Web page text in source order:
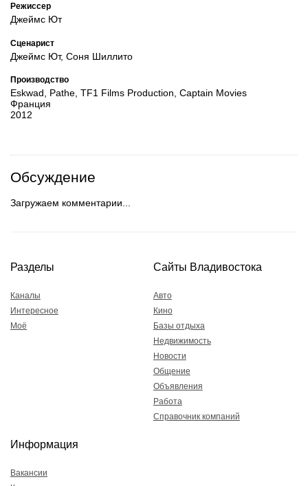
Режиссер
Джеймс Ют
Сценарист
Джеймс Ют, Соня Шиллито
Производство
Eskwad, Pathe, TF1 Films Production, Captain Movies
Франция
2012
Обсуждение
Загружаем комментарии...
Разделы
Каналы
Интересное
Моё
Сайты Владивостока
Авто
Кино
Базы отдыха
Недвижимость
Новости
Общение
Объявления
Работа
Справочник компаний
Информация
Вакансии